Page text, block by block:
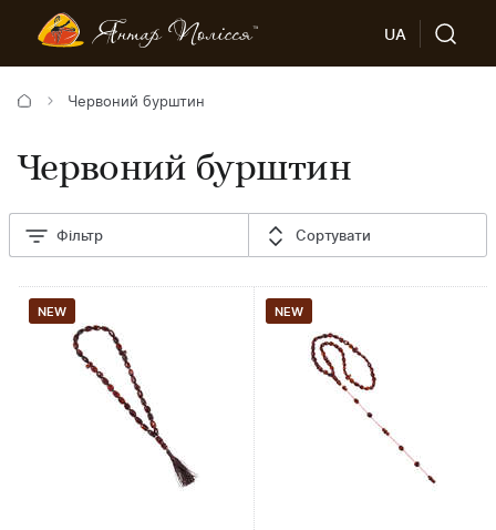
UA
Червоний бурштин
Червоний бурштин
Фільтр Сортувати
NEW NEW